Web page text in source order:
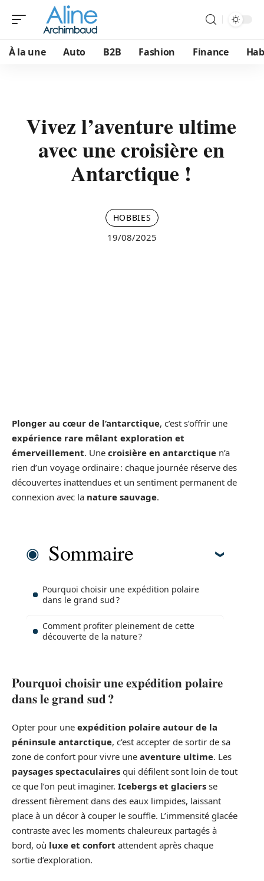
À la une Auto B2B Fashion Finance
Vivez l’aventure ultime
avec une croisière en
Antarctique !
HOBBIES
19/08/2025
Plonger au cœur de l’antarctique, c’est s’offrir une
expérience rare mêlant exploration et
émerveillement. Une croisière en antarctique n’a
rien d’un voyage ordinaire : chaque journée réserve des
découvertes inattendues et un sentiment permanent de
connexion avec la nature sauvage.
Sommaire
Pourquoi choisir une expédition polaire
dans le grand sud ?
Comment profiter pleinement de cette
découverte de la nature ?
Pourquoi choisir une expédition polaire
dans le grand sud ?
Opter pour une expédition polaire autour de la
péninsule antarctique, c’est accepter de sortir de sa
zone de confort pour vivre une aventure ultime. Les
paysages spectaculaires qui défilent sont loin de tout
ce que l’on peut imaginer. Icebergs et glaciers se
dressent fièrement dans des eaux limpides, laissant
place à un décor à couper le souffle. L’immensité glacée
contraste avec les moments chaleureux partagés à
bord, où luxe et confort attendent après chaque
sortie d’exploration.